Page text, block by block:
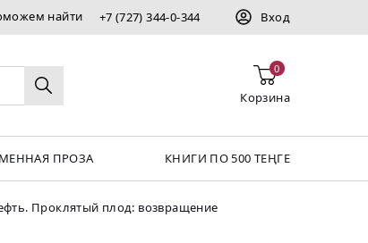
найти +7 (727) 344-0-344 Вход
0
Корзина
ПРОЗА КНИГИ ПО 500 ТЕҢГЕ
Проклятый плод: возвращение